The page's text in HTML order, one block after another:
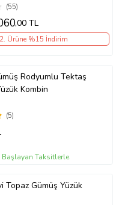
(55)
,00 TL
2. Ürüne %15 İndirim
Rodyumlu Tektaş
Kombin
(5)
Başlayan Taksitlerle
Topaz Gümüş Yüzük